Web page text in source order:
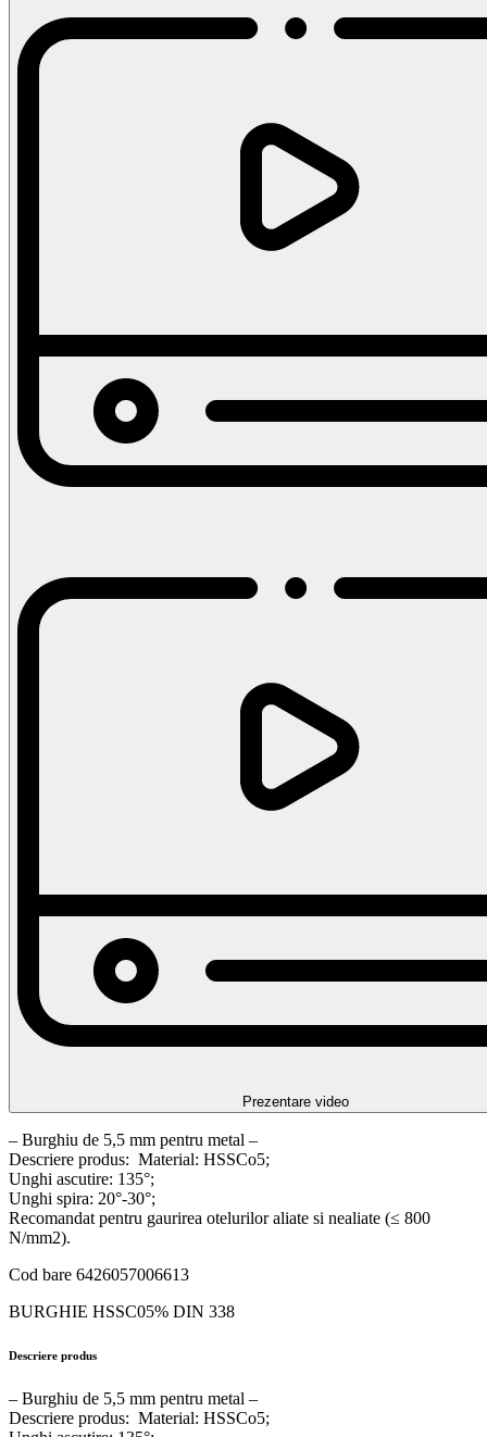
Prezentare video
– Burghiu de 5,5 mm pentru metal –
Descriere produs: Material: HSSCo5;
Unghi ascutire: 135°;
Unghi spira: 20°-30°;
Recomandat pentru gaurirea otelurilor aliate si nealiate (≤ 800
N/mm2).
Cod bare 6426057006613
BURGHIE HSSC05% DIN 338
Descriere produs
– Burghiu de 5,5 mm pentru metal –
Descriere produs: Material: HSSCo5;